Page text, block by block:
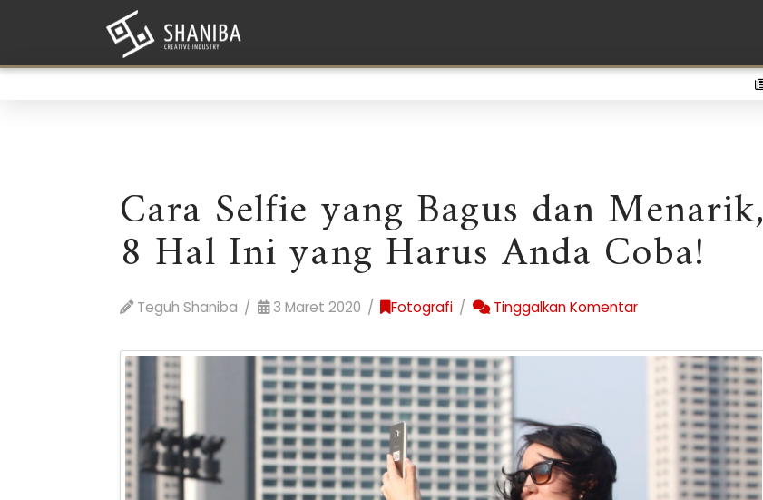
Cara Selfie yang Bagus dan Menarik,
8 Hal Ini yang Harus Anda Coba!
Teguh Shaniba 3 Maret 2020 Fotografi Tinggalkan Komentar